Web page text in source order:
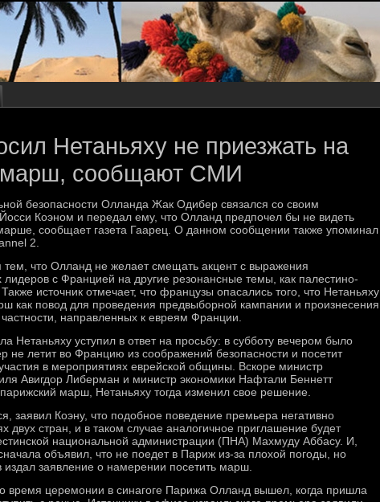
Нетаньяху не приезжать на
марш, сообщают СМИ
безопасности Олланда Жак Одибер связался со своим
Коэном и передал ему, что Олланд предпочел бы не видеть
сообщает газета Гаарец. О данном сообщении также упоминал
2.
что Олланд не желает смещать акцент с выражения
с Францией на другие резонансные темы, как палестино-
источник отмечает, что французы опасались того, что Нетаньяху
как повод для проведения предвыборной кампании и произнесения
направленных к евреям Франции.
Нетаньяху уступил в ответ на просьбу: в субботу вечером было
не летит во Францию из соображений безопасности и посетит
в мероприятиях еврейской общины. Вскоре министр
Авигдор Либерман и министр экономики Нафтали Беннетт
марш, Нетаньяху тогда изменил свое решение.
заявил Коэну, что подобное поведение премьера негативно
двух стран, и в таком случае аналогичное приглашение будет
национальной администрации (ПНА) Махмуду Аббасу. И,
объявил, что не поедет в Париж из-за плохой погоды, но
издал заявление о намерении посетить марш.
время церемонии в синагоге Парижа Олланд вышел, когда пришла